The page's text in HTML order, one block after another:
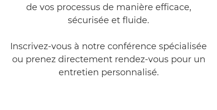
de vos processus de manière efficace,
sécurisée et fluide.
Inscrivez-vous à notre conférence spécialisée
ou prenez directement rendez-vous pour un
entretien personnalisé.